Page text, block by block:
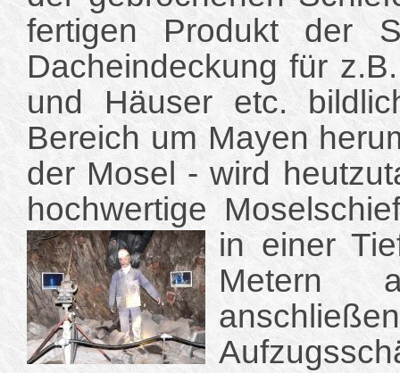
fertigen Produkt der
Dacheindeckung für
und Häuser etc.
Bereich um Mayen
der Mosel - wird
hochwertige
in einer
Metern